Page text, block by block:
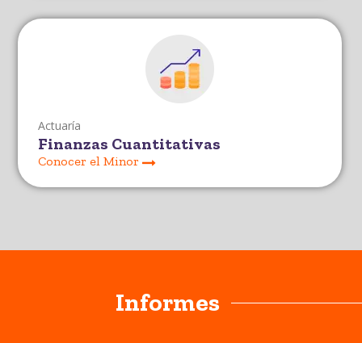
Actuaría
Finanzas Cuantitativas
Conocer el Minor
Informes